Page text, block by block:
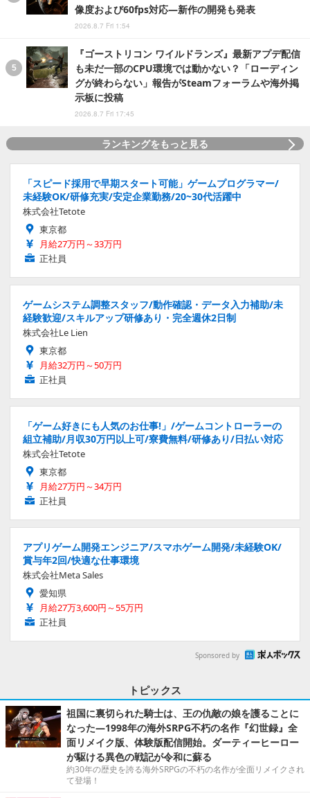
像度および60fps対応―新作の開発も発表
2026.8.7 Fri 1:54
『ゴーストリコン ワイルドランズ』最新アプデ配信
も未だ一部のCPU環境では動かない？「ローディン
グが終わらない」報告がSteamフォーラムや海外掲
示板に投稿
2026.8.7 Fri 17:45
ランキングをもっと見る
「スピード採用で早期スタート可能」ゲームプログラマー/
未経験OK/研修充実/安定企業勤務/20~30代活躍中
株式会社Tetote
東京都
月給27万円～33万円
正社員
ゲームシステム調整スタッフ/動作確認・データ入力補助/未
経験歓迎/スキルアップ研修あり・完全週休2日制
株式会社Le Lien
東京都
月給32万円～50万円
正社員
「ゲーム好きにも人気のお仕事!」/ゲームコントローラーの
組立補助/月収30万円以上可/寮費無料/研修あり/日払い対応
株式会社Tetote
東京都
月給27万円～34万円
正社員
アプリゲーム開発エンジニア/スマホゲーム開発/未経験OK/
賞与年2回/快適な仕事環境
株式会社Meta Sales
愛知県
月給27万3,600円～55万円
正社員
Sponsored by
トピックス
祖国に裏切られた騎士は、王の仇敵の娘を護ることに
なった―1998年の海外SRPG不朽の名作『幻世録』全
面リメイク版、体験版配信開始。ダーティーヒーロー
が駆ける異色の戦記が令和に蘇る
約30年の歴史を誇る海外SRPGの不朽の名作が全面リメイクされ
て登場！